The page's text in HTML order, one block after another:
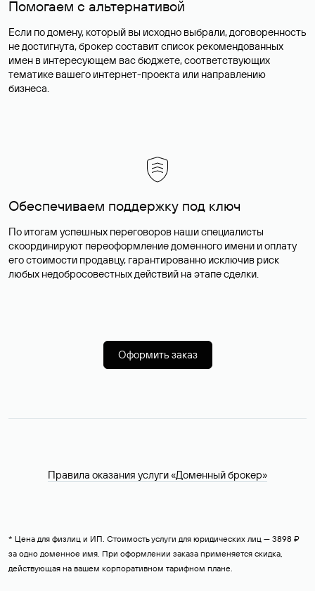
Помогаем с альтернативой
Если по домену, который вы исходно выбрали, договоренность
не достигнута, брокер составит список рекомендованных
имен в интересующем вас бюджете, соответствующих
тематике вашего интернет-проекта или направлению
бизнеса.
Обеспечиваем поддержку под ключ
По итогам успешных переговоров наши специалисты
скоординируют переоформление доменного имени и оплату
его стоимости продавцу, гарантированно исключив риск
любых недобросовестных действий на этапе сделки.
Оформить заказ
Правила оказания услуги «Доменный брокер»
* Цена для физлиц и ИП. Стоимость услуги для юридических лиц — 3898 ₽
за одно доменное имя. При оформлении заказа применяется скидка,
действующая на вашем корпоративном тарифном плане.